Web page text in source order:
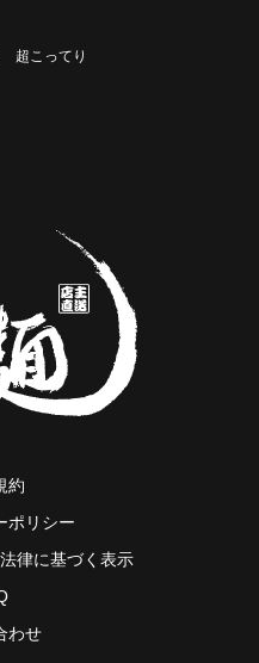
超こってり
約
ポリシー
律に基づく表示
わせ